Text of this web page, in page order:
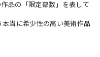
品の「限定部数」を表して
当に希少性の高い美術作品